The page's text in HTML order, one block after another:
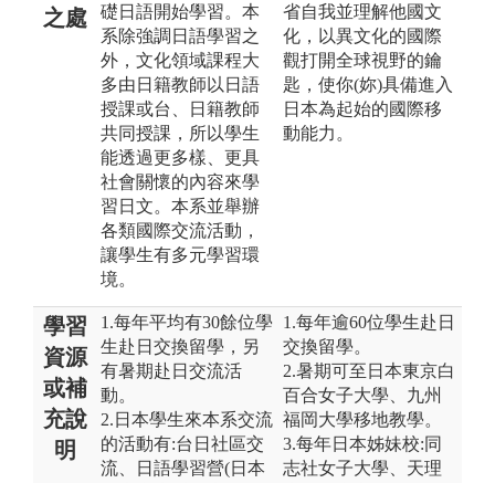
之處
礎日語開始學習。本
系除強調日語學習之
外，文化領域課程大
多由日籍教師以日語
授課或台、日籍教師
共同授課，所以學生
能透過更多樣、更具
社會關懷的內容來學
習日文。本系並舉辦
各類國際交流活動，
讓學生有多元學習環
境。
省自我並理解他國文
化，以異文化的國際
觀打開全球視野的鑰
匙，使你(妳)具備進入
日本為起始的國際移
動能力。
學習
資源
或補
充說
明
1.每年平均有30餘位學
生赴日交換留學，另
有暑期赴日交流活
動。
2.日本學生來本系交流
的活動有:台日社區交
流、日語學習營(日本
1.每年逾60位學生赴日
交換留學。
2.暑期可至日本東京白
百合女子大學、九州
福岡大學移地教學。
3.每年日本姊妹校:同
志社女子大學、天理